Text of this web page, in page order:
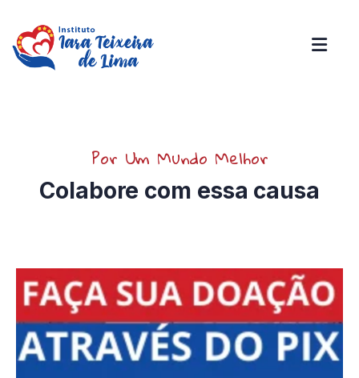
Por Um Mundo Melhor
Colabore com essa causa